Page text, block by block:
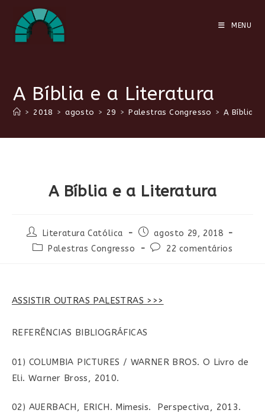
para
MENU
A Bíblia e a Literatura
> 2018 > agosto > 29 > Palestras Congresso > A Bíblia e
A Bíblia e a Literatura
Autor
do
post:
Literatura Católica
Post
publicado:
agosto 29, 2018
Categoria
Palestras Congresso
Comentários
22 comentários
ASSISTIR OUTRAS PALESTRAS >>>
REFERÊNCIAS BIBLIOGRÁFICAS
01) COLUMBIA PICTURES / WARNER BROS. O Livro de
Eli. Warner Bross, 2010.
02) AUERBACH, ERICH. Mimesis. Perspectiva, 2013.